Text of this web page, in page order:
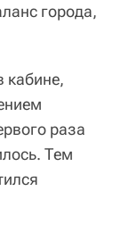
города,
кабине,
раза
Тем